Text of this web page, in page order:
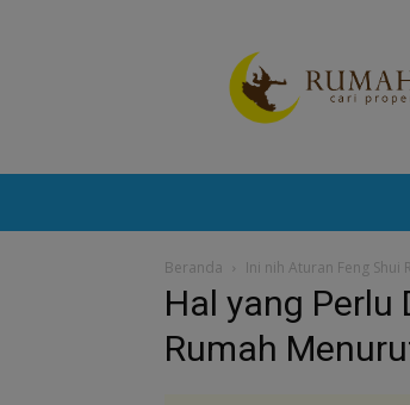
Berita
Properti
Terkini
Beranda Ini nih Aturan Feng
Hal yang Perlu
Rumah